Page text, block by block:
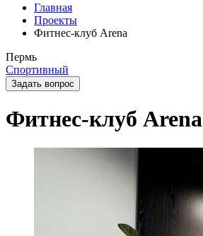
Главная
Проекты
Фитнес-клуб Arena
Пермь
Спортивный
Задать вопрос
Фитнес-клуб Arena